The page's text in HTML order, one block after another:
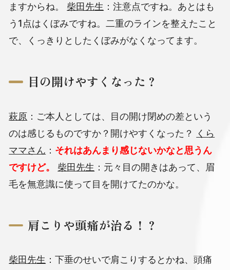
ますからね。 柴田先生 ：注意点ですね。あとはも
う1点はくぼみですね。二重のラインを整えたこと
で、くっきりとしたくぼみがなくなってます。
目の開けやすくなった？
萩原 ：ご本人としては、目の開け閉めの差という
のは感じるものですか？開けやすくなった？
くら
ママさん ： それはあんまり感じないかなと思うん
ですけど。
柴田先生 ：元々目の開きはあって、眉
毛を無意識に使って目を開けてたのかな。
肩こりや頭痛が治る！？
柴田先生 ：下垂のせいで肩こりするとかね、頭痛